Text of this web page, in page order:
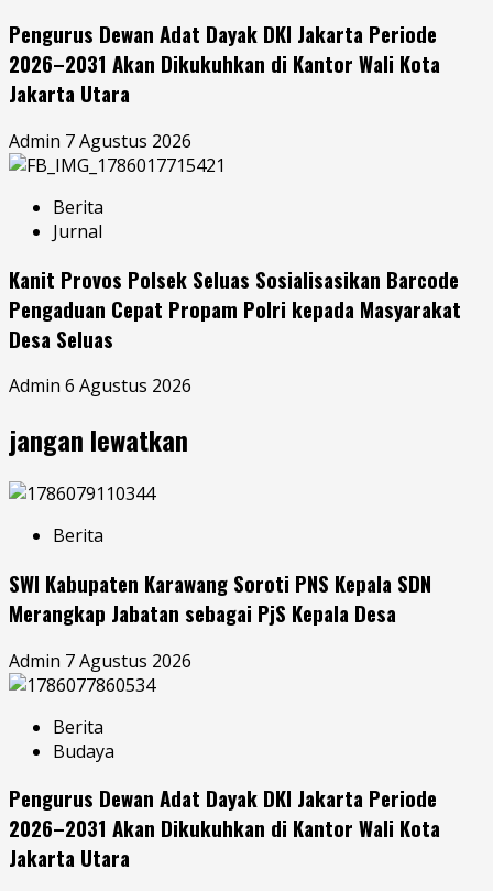
Pengurus Dewan Adat Dayak DKI Jakarta Periode
2026–2031 Akan Dikukuhkan di Kantor Wali Kota
Jakarta Utara
Admin 7 Agustus 2026
Berita
Jurnal
Kanit Provos Polsek Seluas Sosialisasikan Barcode
Pengaduan Cepat Propam Polri kepada Masyarakat
Desa Seluas
Admin 6 Agustus 2026
jangan lewatkan
Berita
SWI Kabupaten Karawang Soroti PNS Kepala SDN
Merangkap Jabatan sebagai PjS Kepala Desa
Admin 7 Agustus 2026
Berita
Budaya
Pengurus Dewan Adat Dayak DKI Jakarta Periode
2026–2031 Akan Dikukuhkan di Kantor Wali Kota
Jakarta Utara